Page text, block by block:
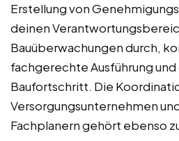
Erstellung von
deinen
Bauüberwachungen durch,
fachgerechte Ausführung
Baufortschritt. Die
Versorgungsunternehmen
Fachplanern gehört ebenso